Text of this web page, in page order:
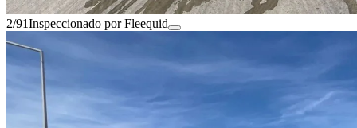
2/91Inspeccionado por Fleequid